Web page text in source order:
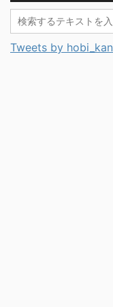
Tweets by hobi_kan